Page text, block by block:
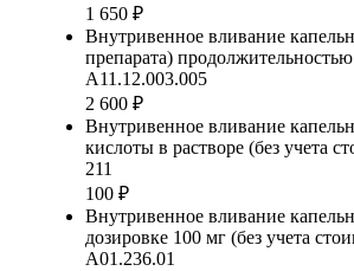
1 650 ₽
Внутривенное вливание
препарата)
А11.12.003.005
2 600 ₽
Внутривенное вливание
кислоты в растворе (без учета
211
100 ₽
Внутривенное вливание
дозировке 100 мг (без учета
А01.236.01